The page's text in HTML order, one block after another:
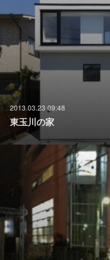
2013.03.23 09:48
東玉川の家